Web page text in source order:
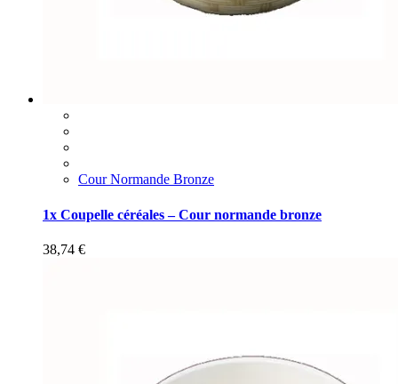
Cour Normande Bronze
1x Coupelle céréales – Cour normande bronze
38,74 €